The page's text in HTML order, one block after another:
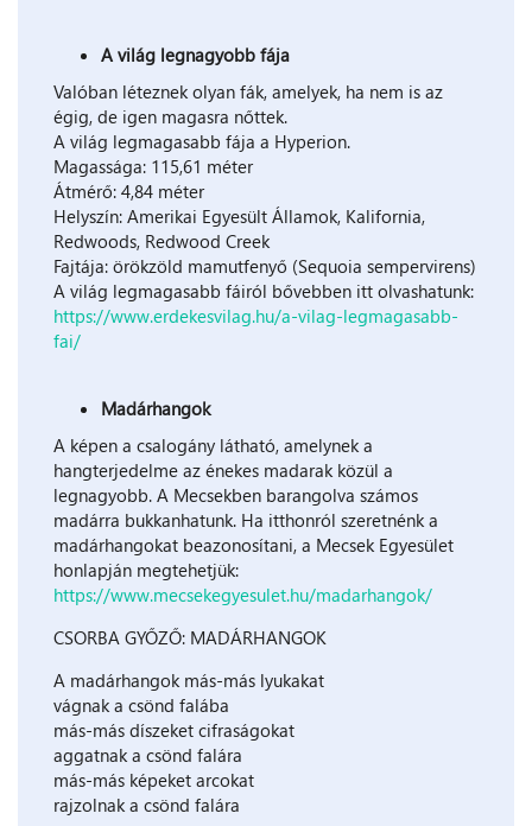
A világ legnagyobb fája
Valóban léteznek olyan fák, amelyek, ha nem is az
égig, de igen magasra nőttek.
A világ legmagasabb fája a Hyperion.
Magassága: 115,61 méter
Átmérő: 4,84 méter
Helyszín: Amerikai Egyesült Államok, Kalifornia,
Redwoods, Redwood Creek
Fajtája: örökzöld mamutfenyő (Sequoia sempervirens)
A világ legmagasabb fáiról bővebben itt olvashatunk:
https://www.erdekesvilag.hu/a-vilag-legmagasabb-
fai/
Madárhangok
A képen a csalogány látható, amelynek a
hangterjedelme az énekes madarak közül a
legnagyobb. A Mecsekben barangolva számos
madárra bukkanhatunk. Ha itthonról szeretnénk a
madárhangokat beazonosítani, a Mecsek Egyesület
honlapján megtehetjük:
https://www.mecsekegyesulet.hu/madarhangok/
CSORBA GYŐZŐ: MADÁRHANGOK
A madárhangok más-más lyukakat
vágnak a csönd falába
más-más díszeket cifraságokat
aggatnak a csönd falára
más-más képeket arcokat
rajzolnak a csönd falára